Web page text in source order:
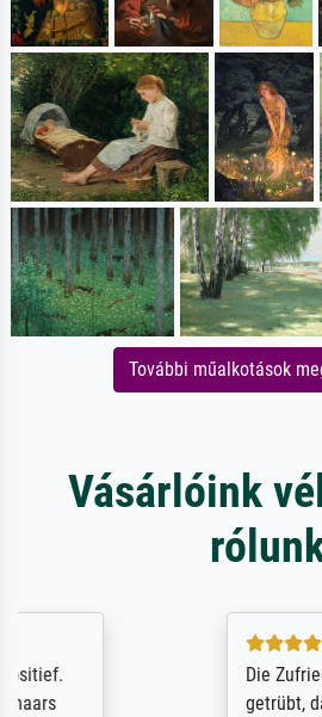
További műalkotások
Vásárlóink
Die Zufriedenheit ist auch
getrübt, dass das Bild